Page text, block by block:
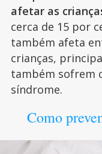
afetar as
cerca de 15 por
também afeta
crianças,
também sofrem
síndrome.
Como